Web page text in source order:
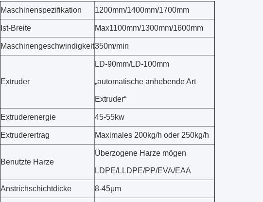
Maschinenspezifikation 1200mm/1400mm/1700mm
Ist-Breite Max1100mm/1300mm/1600mm
Maschinengeschwindigkeit350m/min
Extruder
LD-90mm/LD-100mm
„automatische anhebende Art
Extruder“
Extruderenergie 45-55kw
Extruderertrag Maximales 200kg/h oder 250kg/h
Benutzte Harze
Überzogene Harze mögen
LDPE/LLDPE/PP/EVA/EAA
Anstrichschichtdicke 8-45μm